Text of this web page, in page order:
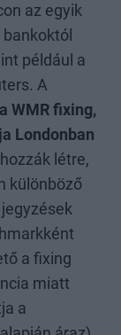
az egyik
például a
A
a WMR fixing,
Londonban
létre,
különböző
a fixing
miatt
a